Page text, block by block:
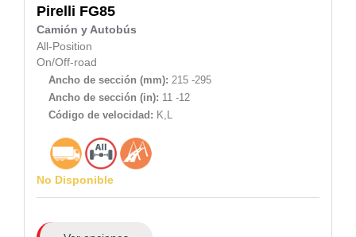
Pirelli FG85
Camión y Autobús
All-Position
On/Off-road
Ancho de sección (mm): 215 -295
Ancho de sección (in): 11 -12
Código de velocidad: K,L
No Disponible